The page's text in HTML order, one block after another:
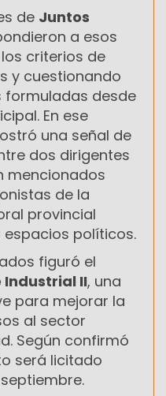
de Juntos
a esos
criterios de
y cuestionando
formuladas desde
En ese
una señal de
dos dirigentes
mencionados
de la
provincial
políticos.
figuró el
II, una
para mejorar la
al sector
Según confirmó
será licitado